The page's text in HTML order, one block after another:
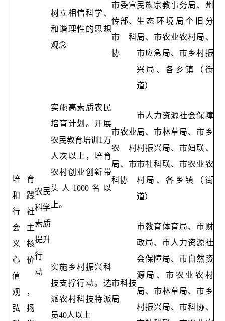
培育
和践
行社
会主
义核
心价
值
观，
弘扬
农民
科学
素质
提升
行
动
树立相信科学、
和谐理性的思想
观念
市委宣
传部、
市科
协
民族宗教事务局、州
生态环境局个旧分
局、市农业农村局、
市应急局、市乡村振
兴局、各乡镇（街
道）
实施高素质农民
培育计划。开展
农民教育培训1万
人次以上，培育
农村创业创新带
头人1000名以
上。
市农业
农村
局、市
科协
市人力资源社会保障
局、市林草局、市乡
村振兴局、市妇联、
市社科联、市农业农
村局、各乡镇（街
道）
实施乡村振兴科
技支撑行动。选
派农村科技特派
员40人以上
市科技
局
市教育体育局、市财
政局、市人力资源社
会保障局、市自然资
源局、市农业农村
局、市林草局、市乡
村振兴局、市科协、